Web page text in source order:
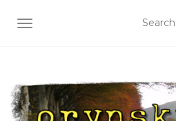
TOGGLE NAVIGATION